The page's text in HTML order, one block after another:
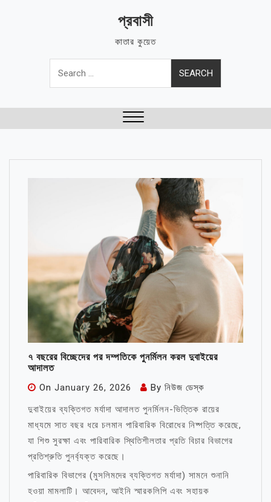
প্রবাসী
কাতার কুয়েত
Search
for:
৭ বছরের বিচ্ছেদের পর দম্পতিকে পুনর্মিলন করল দুবাইয়ের
আদালত
On January 26, 2026 By নিউজ ডেস্ক
দুবাইয়ের ব্যক্তিগত মর্যাদা আদালত পুনর্মিলন-ভিত্তিক রায়ের
মাধ্যমে সাত বছর ধরে চলমান পারিবারিক বিরোধের নিষ্পত্তি করেছে,
যা শিশু সুরক্ষা এবং পারিবারিক স্থিতিশীলতার প্রতি বিচার বিভাগের
প্রতিশ্রুতি পুনর্ব্যক্ত করেছে।
পারিবারিক বিভাগের (মুসলিমদের ব্যক্তিগত মর্যাদা) সামনে শুনানি
হওয়া মামলাটি। আবেদন, আইনি স্মারকলিপি এবং সহায়ক